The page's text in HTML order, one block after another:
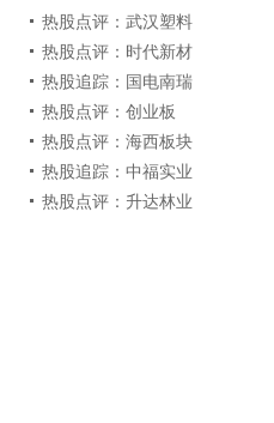
热股点评：武汉塑料
热股点评：时代新材
热股追踪：国电南瑞
热股点评：创业板
热股点评：海西板块
热股追踪：中福实业
热股点评：升达林业